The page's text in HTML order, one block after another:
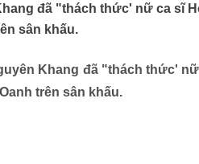
đã "thách thức' nữ ca sĩ
sân khấu.
Khang đã "thách thức'
trên sân khấu.